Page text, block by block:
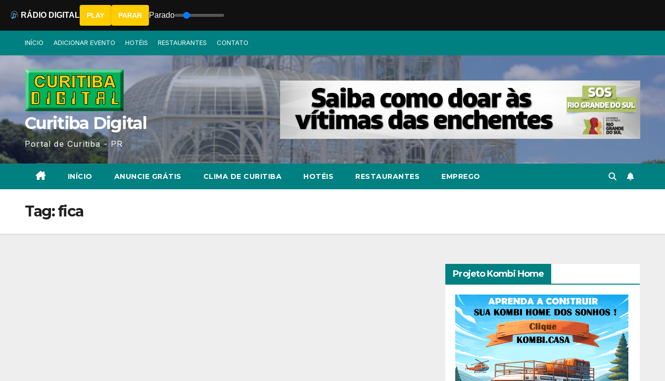
INÍCIO ADICIONAR EVENTO HOTÉIS RESTAURANTES CONTATO
Curitiba Digital
Portal de Curitiba - PR
INÍCIO ANUNCIE GRÁTIS CLIMA DE CURITIBA HOTÉIS RESTAURANTES EMPREGO
Tag:fica
Projeto Kombi Home
RÁDIO DIGITAL PLAY PARAR Parado